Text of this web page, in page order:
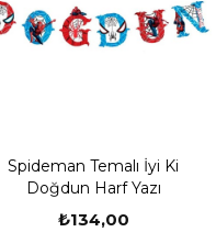
Spideman Temalı İyi Ki
Doğdun Harf Yazı
₺134,00